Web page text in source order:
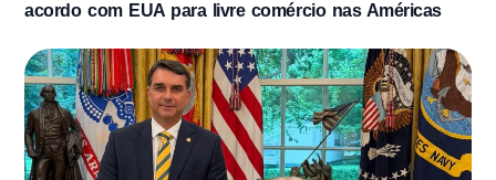
acordo com EUA para livre comércio nas Américas